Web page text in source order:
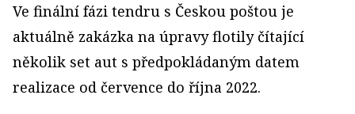
Ve finální fázi tendru s Českou poštou je
aktuálně zakázka na úpravy flotily čítající
několik set aut s předpokládaným datem
realizace od července do října 2022.